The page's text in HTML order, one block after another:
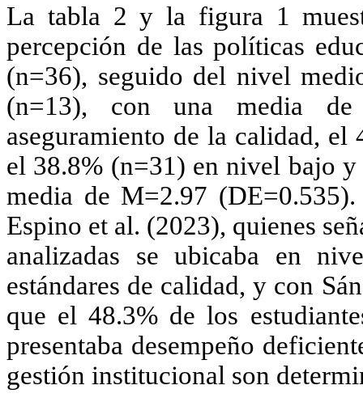
La tabla 2 y la figura 1
percepción de las políticas
(n=36), seguido del nivel
(n=13), con una media de
aseguramiento de la calidad,
el 38.8% (n=31) en nivel bajo
media de M=2.97 (DE=0.535).
Espino et al. (2023), quienes
analizadas se ubicaba en
estándares de calidad, y con
que el 48.3% de los
presentaba desempeño
gestión institucional son